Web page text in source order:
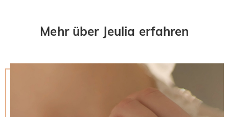
Mehr über Jeulia erfahren